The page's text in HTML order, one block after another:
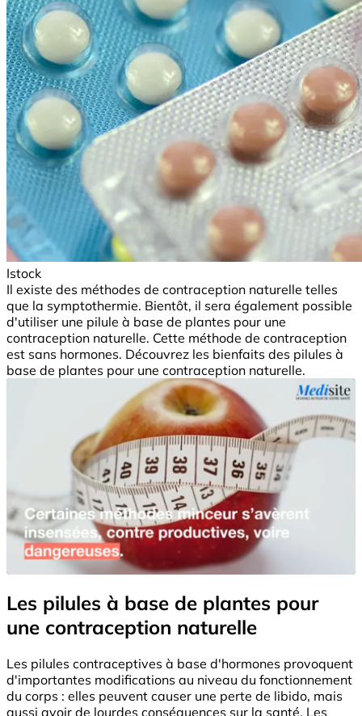
Istock
Il existe des méthodes de contraception naturelle telles
que la symptothermie. Bientôt, il sera également possible
d'utiliser une pilule à base de plantes pour une
contraception naturelle. Cette méthode de contraception
est sans hormones. Découvrez les bienfaits des pilules à
base de plantes pour une contraception naturelle.
Les pilules à base de plantes pour
une contraception naturelle
Les pilules contraceptives à base d'hormones provoquent
d'importantes modifications au niveau du fonctionnement
du corps : elles peuvent causer une perte de libido, mais
aussi avoir de lourdes conséquences sur la santé. Les